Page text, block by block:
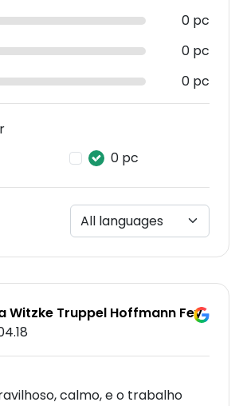
0 pc
0 pc
0 pc
0 pc
Witzke Truppel Hoffmann Fey
calmo, e o trabalho